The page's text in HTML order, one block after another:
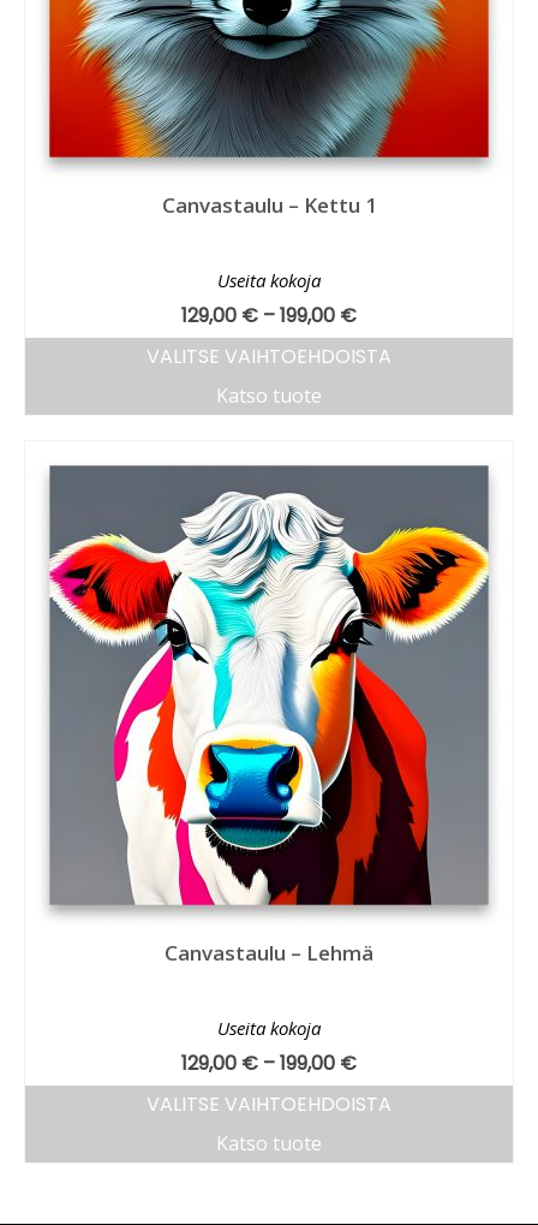
Canvastaulu – Kettu 1
Useita kokoja
129,00 € –199,00 €
VALITSE VAIHTOEHDOISTA
Katso tuote
Canvastaulu – Lehmä
Useita kokoja
129,00 € –199,00 €
VALITSE VAIHTOEHDOISTA
Katso tuote